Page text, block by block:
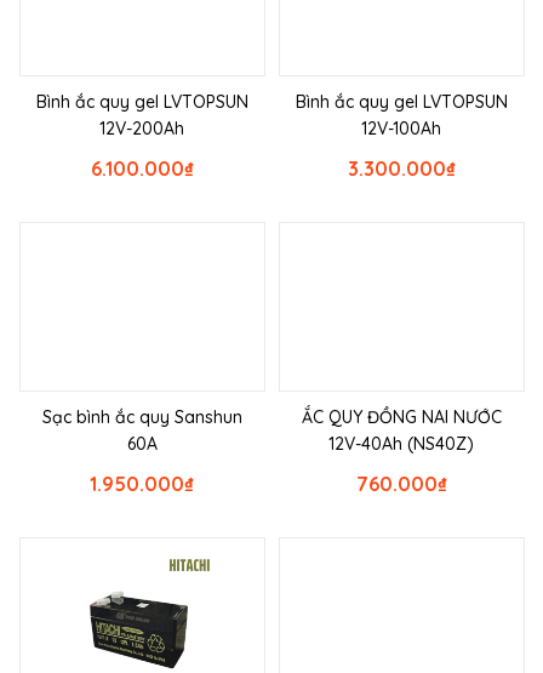
Bình ắc quy gel LVTOPSUN
12V-200Ah
₫
6.100.000
Bình ắc quy gel LVTOPSUN
12V-100Ah
₫
3.300.000
Sạc bình ắc quy Sanshun
60A
₫
1.950.000
ẮC QUY ĐỒNG NAI NƯỚC
12V-40Ah (NS40Z)
₫
760.000